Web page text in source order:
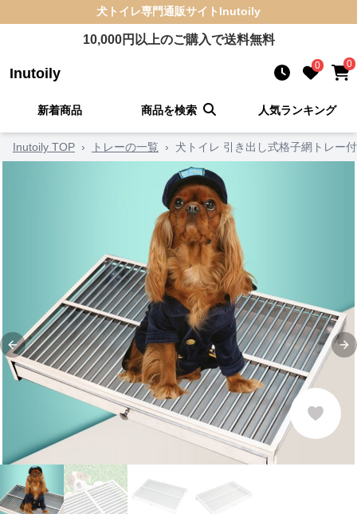
犬トイレ専門通販サイト Inutoily
10,000円以上のご購入で送料無料
Inutoily 0 0
新着商品 商品を検索 人気ランキング
Inutoily TOP › トレーの一覧 › 犬トイレ 引き出し式格子網トレー
Previous slide